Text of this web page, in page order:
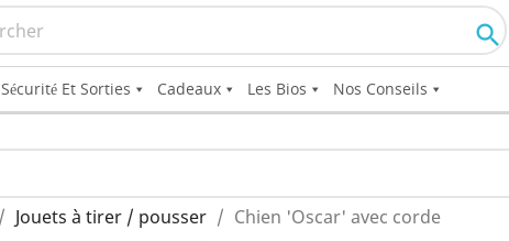

Sécurité Et Sorties Cadeaux Les Bios Nos Conseils
Jouets à tirer / pousser Chien 'Oscar' avec corde